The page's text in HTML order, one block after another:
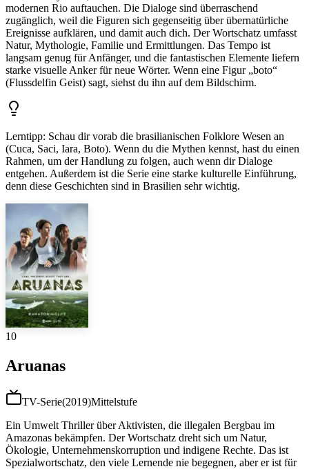
modernen Rio auftauchen. Die Dialoge sind überraschend
zugänglich, weil die Figuren sich gegenseitig über übernatürliche
Ereignisse aufklären, und damit auch dich. Der Wortschatz umfasst
Natur, Mythologie, Familie und Ermittlungen. Das Tempo ist
langsam genug für Anfänger, und die fantastischen Elemente liefern
starke visuelle Anker für neue Wörter. Wenn eine Figur „boto“
(Flussdelfin Geist) sagt, siehst du ihn auf dem Bildschirm.
Lerntipp: Schau dir vorab die brasilianischen Folklore Wesen an
(Cuca, Saci, Iara, Boto). Wenn du die Mythen kennst, hast du einen
Rahmen, um der Handlung zu folgen, auch wenn dir Dialoge
entgehen. Außerdem ist die Serie eine starke kulturelle Einführung,
denn diese Geschichten sind in Brasilien sehr wichtig.
10
Aruanas
TV-Serie(2019)Mittelstufe
Ein Umwelt Thriller über Aktivisten, die illegalen Bergbau im
Amazonas bekämpfen. Der Wortschatz dreht sich um Natur,
Ökologie, Unternehmenskorruption und indigene Rechte. Das ist
Spezialwortschatz, den viele Lernende nie begegnen, aber er ist für